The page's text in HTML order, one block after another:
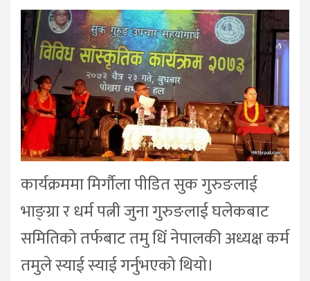
कार्यक्रममा मिर्गौला पीडित सुक गुरुङलाई
भाङ्ग्रा र धर्म पत्नी जुना गुरुङलाई घलेकबाट
समितिको तर्फबाट तमु धिं नेपालकी अध्यक्ष कर्म
तमुले स्याई स्याई गर्नुभएको थियो।